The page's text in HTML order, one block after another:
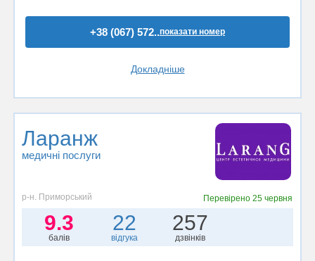
+38 (067) 572..показати номер
Докладніше
Ларанж
медичні послуги
р-н. Приморський Перевірено25 червня
9.3
балів
22
відгука
257
дзвінків